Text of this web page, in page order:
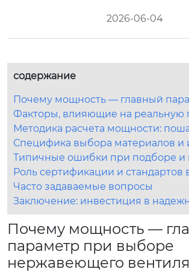
2026-06-04
содержание
Почему мощность — главный
Факторы, влияющие на реальную
Методика расчета мощности:
Специфика выбора материалов и
Типичные ошибки при подборе и
Роль сертификации и
Часто задаваемые вопросы
Заключение: инвестиция в
Почему мощность —
параметр при выборе
нержавеющего